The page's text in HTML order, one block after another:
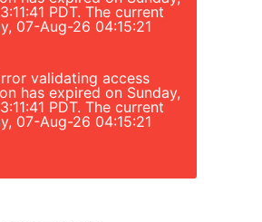
PDT. The current
07-Aug-26 04:15:21
validating access
has expired on Sunday,
PDT. The current
07-Aug-26 04:15:21